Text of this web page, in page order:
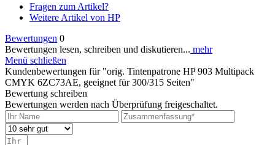
Fragen zum Artikel?
Weitere Artikel von HP
Bewertungen 0
Bewertungen lesen, schreiben und diskutieren... mehr
Menü schließen
Kundenbewertungen für "orig. Tintenpatrone HP 903 Multipack
CMYK 6ZC73AE, geeignet für 300/315 Seiten"
Bewertung schreiben
Bewertungen werden nach Überprüfung freigeschaltet.